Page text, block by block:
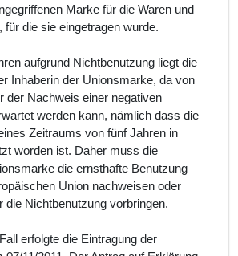
Marke für die Waren und
für die sie eingetragen wurde.
aufgrund Nichtbenutzung liegt die
Inhaberin der Unionsmarke, da von
der Nachweis einer negativen
werden kann, nämlich dass die
Zeitraums von fünf Jahren in
worden ist. Daher muss die
die ernsthafte Benutzung
Union nachweisen oder
die Nichtbenutzung vorbringen.
erfolgte die Eintragung der